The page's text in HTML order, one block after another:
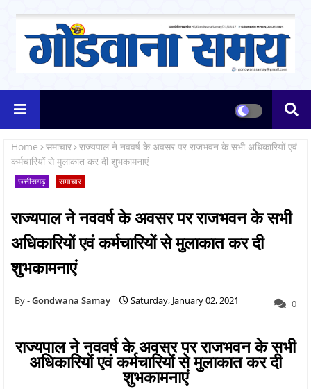
Home समाचार राज्यपाल ने नववर्ष के अवसर पर राजभवन के सभी अधिकारियों एवं
कर्मचारियों से मुलाकात कर दी शुभकामनाएं
छत्तीसगढ़ समाचार
राज्यपाल ने नववर्ष के अवसर पर राजभवन के सभी
अधिकारियों एवं कर्मचारियों से मुलाकात कर दी
शुभकामनाएं
Gondwana Samay Saturday, January 02, 2021 0
राज्यपाल ने नववर्ष के अवसर पर राजभवन के सभी
अधिकारियों एवं कर्मचारियों से मुलाकात कर दी
शुभकामनाएं